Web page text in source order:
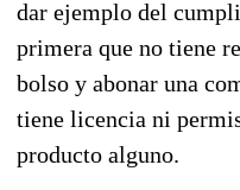
dar ejemplo del
primera que no tiene
bolso y abonar una
tiene licencia ni
producto alguno.